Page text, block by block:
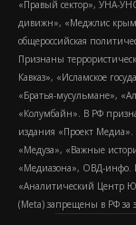
«Правый сектор», УНА-
дивижн», «Меджлис
общероссийская
Признаны
Кавказ», «Исламское
«Братья-мусульмане»,
«Колумбайн». В РФ
издания «Проект
«Медуза», «Важные
«Медиазона», ОВД-инфо.
«Аналитический Центр
(Metа) запрещены в РФ за